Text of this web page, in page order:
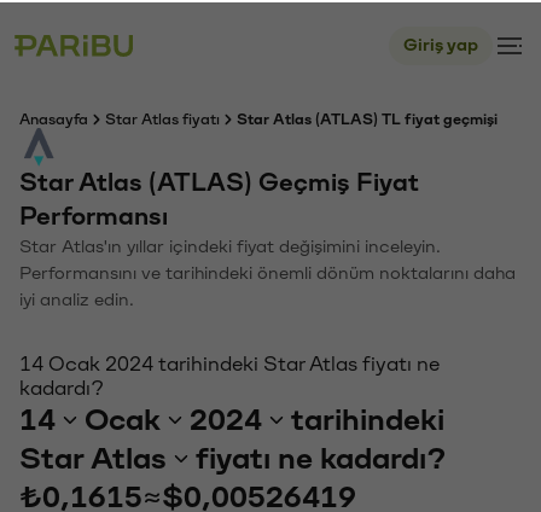
Giriş yap
Anasayfa Star Atlas fiyatı Star Atlas (ATLAS) TL fiyat geçmişi
Star Atlas (ATLAS) Geçmiş Fiyat
Performansı
Star Atlas'ın yıllar içindeki fiyat değişimini inceleyin.
Performansını ve tarihindeki önemli dönüm noktalarını daha
iyi analiz edin.
14 Ocak 2024 tarihindeki Star Atlas fiyatı ne
kadardı?
14 Ocak 2024
tarihindeki
Star Atlas
fiyatı ne kadardı?
₺0,1615≈$0,00526419